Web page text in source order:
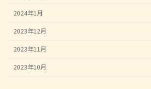
2024年1月
2023年12月
2023年11月
2023年10月